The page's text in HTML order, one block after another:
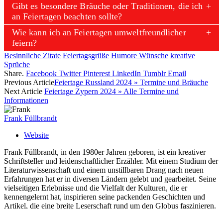
Gibt es besondere Bräuche oder Traditionen, die ich
an Feiertagen beachten sollte?
Wie kann ich an Feiertagen umweltfreundlicher
feiern?
Besinnliche Zitate Feiertagsgrüße Humore Wünsche kreative
Sprüche
Share. Facebook Twitter Pinterest LinkedIn Tumblr Email
Previous ArticleFeiertage Russland 2024 » Termine und Bräuche
Next Article Feiertage Zypern 2024 » Alle Termine und
Informationen
Frank Füllbrandt
Website
Frank Füllbrandt, in den 1980er Jahren geboren, ist ein kreativer
Schriftsteller und leidenschaftlicher Erzähler. Mit einem Studium der
Literaturwissenschaft und einem unstillbaren Drang nach neuen
Erfahrungen hat er in diversen Ländern gelebt und gearbeitet. Seine
vielseitigen Erlebnisse und die Vielfalt der Kulturen, die er
kennengelernt hat, inspirieren seine packenden Geschichten und
Artikel, die eine breite Leserschaft rund um den Globus faszinieren.